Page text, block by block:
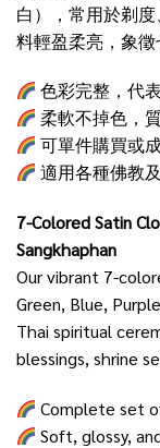
白），常用於剃
料輕盈柔亮，象徵
色彩完整，代
柔軟不掉色，
可單件購買或
適用各種佛教
7-Colored Satin
Sangkhaphan
Our vibrant 7-
Green, Blue,
Thai spiritual
blessings, shrine
Complete set
Soft, glossy,